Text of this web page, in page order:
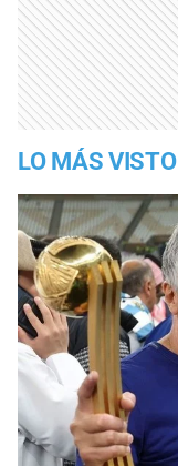
LO MÁS VISTO